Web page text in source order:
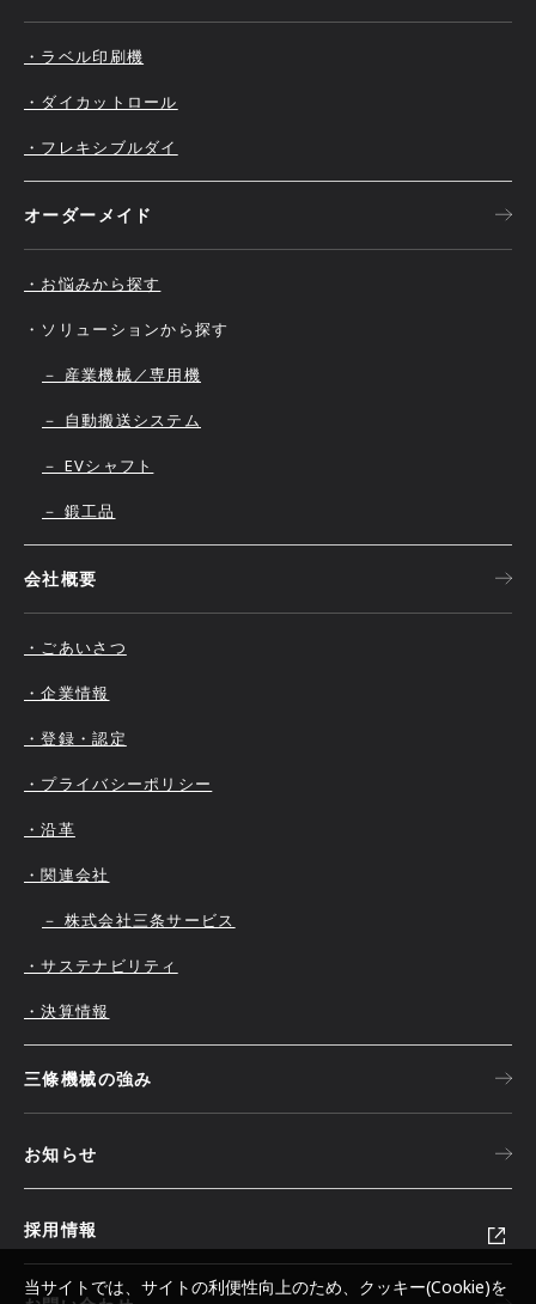
・ラベル印刷機
・ダイカットロール
・フレキシブルダイ
オーダーメイド
・お悩みから探す
・ソリューションから探す
－ 産業機械／専用機
－ 自動搬送システム
－ EVシャフト
－ 鍛工品
会社概要
・ごあいさつ
・企業情報
・登録・認定
・プライバシーポリシー
・沿革
・関連会社
－ 株式会社三条サービス
・サステナビリティ
・決算情報
三條機械の強み
お知らせ
採用情報
当サイトでは、サイトの利便性向上のため、クッキー(Cookie)を